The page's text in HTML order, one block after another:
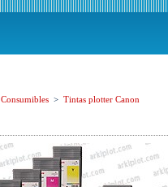
Consumibles > Tintas plotter Canon